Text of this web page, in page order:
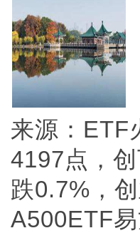
来源：ETF
4197点，
跌0.7%，
A500ETF